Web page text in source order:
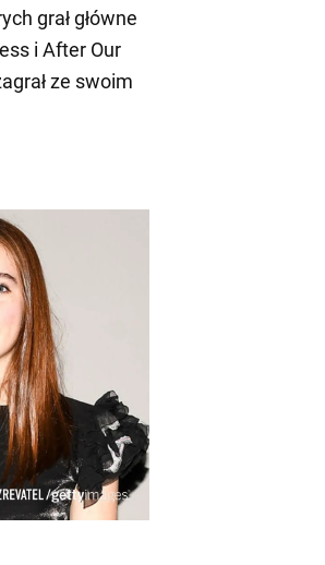
grał główne
i After Our
ze swoim